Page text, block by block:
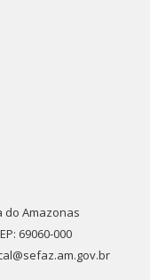
do Amazonas
69060-000